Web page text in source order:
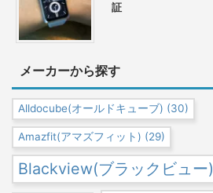
証
メーカーから探す
Alldocube(オールドキューブ) (30)
Amazfit(アマズフィット) (29)
Blackview(ブラックビュー)